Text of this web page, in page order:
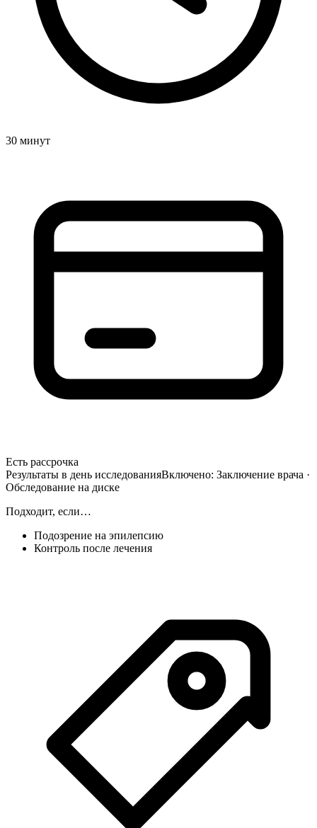
30 минут
Есть рассрочка
Результаты в день исследованияВключено: Заключение врача ·
Обследование на диске
Подходит, если…
Подозрение на эпилепсию
Контроль после лечения